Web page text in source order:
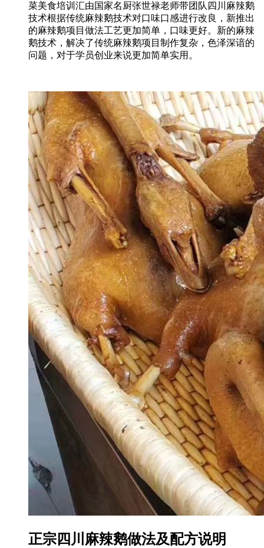
菜美食培训汇由国家名厨张世禄老师带团队四川麻辣鹅
技术根据传统麻辣鹅技术对口味口感进行改良，新推出
的麻辣鹅项目做法工艺更加简单，口味更好。新的麻辣
鹅技术，解决了传统麻辣鹅项目制作复杂，色泽深谙的
问题，对于学员创业来说更加简单实用。
正宗四川麻辣鹅做法及配方说明